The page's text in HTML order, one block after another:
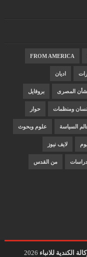
FROM AMERICA
اديان
المصرى بروفايل
ومنظمات حوار
السياسة علوم وبحوث
لايف نيوز
من القدس
الكندية للانباء 2026